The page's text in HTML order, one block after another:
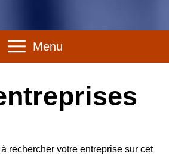
Menu
rechercher votre entreprise sur cet